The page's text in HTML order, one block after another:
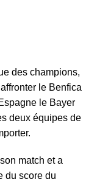
des champions,
le Benfica
le Bayer
deux équipes de
match et a
du score du